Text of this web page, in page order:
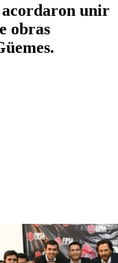
acordaron unir
obras